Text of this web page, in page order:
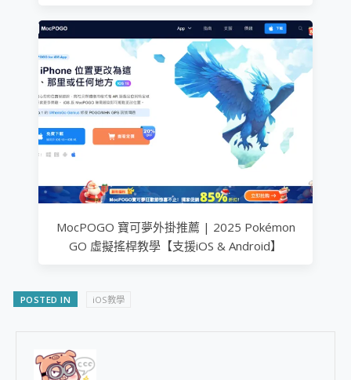
MocPOGO 寶可夢外掛推薦 | 2025 Pokémon
GO 虛擬搖桿教學【支援iOS & Android】
POSTED IN iOS教學